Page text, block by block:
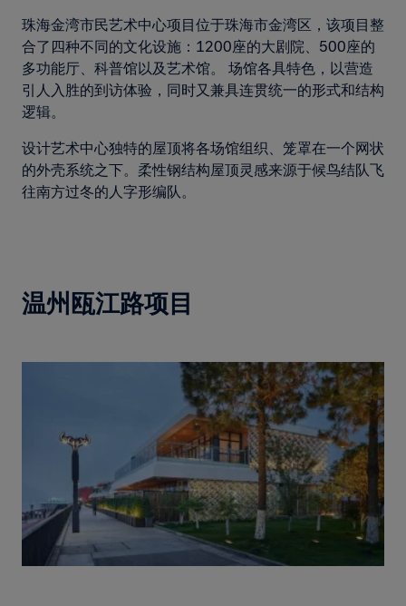
珠海金湾市民艺术中心项目位于珠海市金湾区，该项目整
合了四种不同的文化设施：1200座的大剧院、500座的
多功能厅、科普馆以及艺术馆。 场馆各具特色，以营造
引人入胜的到访体验，同时又兼具连贯统一的形式和结构
逻辑。
设计艺术中心独特的屋顶将各场馆组织、笼罩在一个网状
的外壳系统之下。柔性钢结构屋顶灵感来源于候鸟结队飞
往南方过冬的人字形编队。
温州瓯江路项目